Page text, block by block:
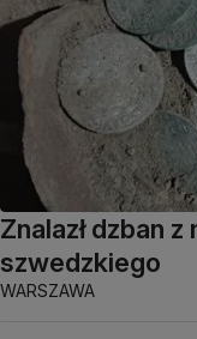
Znalazł dzban
szwedzkiego
WARSZAWA